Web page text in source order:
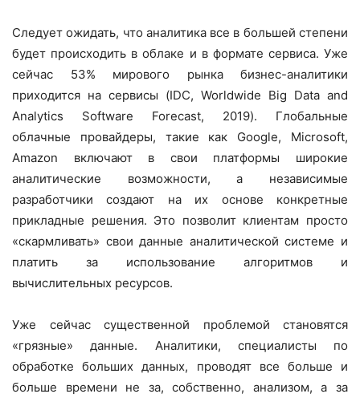
Следует ожидать, что аналитика все в большей степени
будет происходить в облаке и в формате сервиса. Уже
сейчас 53% мирового рынка бизнес-аналитики
приходится на сервисы (IDC, Worldwide Big Data and
Analytics Software Forecast, 2019). Глобальные
облачные провайдеры, такие как Google, Microsoft,
Amazon включают в свои платформы широкие
аналитические возможности, а независимые
разработчики создают на их основе конкретные
прикладные решения. Это позволит клиентам просто
«скармливать» свои данные аналитической системе и
платить за использование алгоритмов и
вычислительных ресурсов.
Уже сейчас существенной проблемой становятся
«грязные» данные. Аналитики, специалисты по
обработке больших данных, проводят все больше и
больше времени не за, собственно, анализом, а за